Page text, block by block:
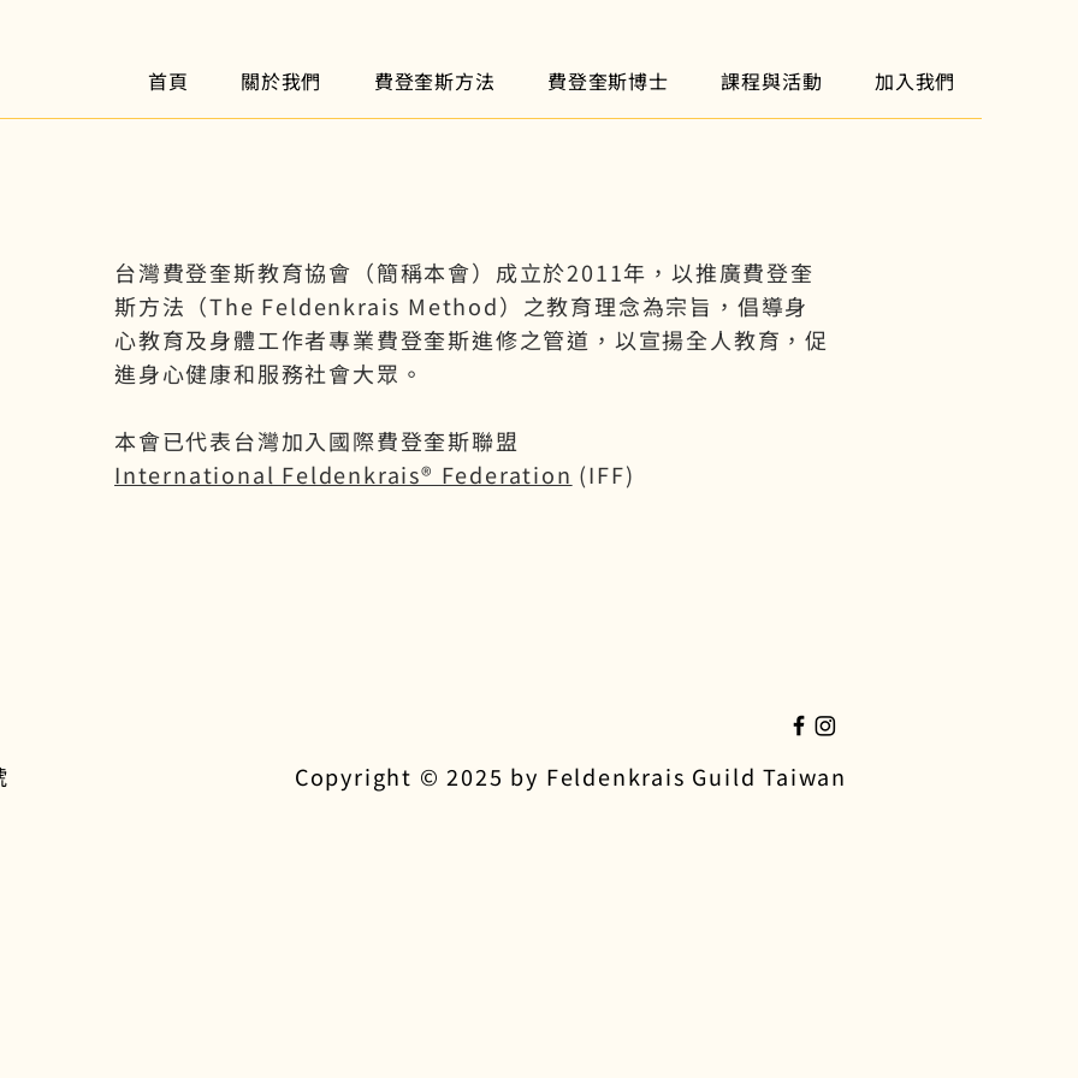
首頁 關於我們 費登奎斯方法 費登奎斯博士 課程與活動 加入我們
台灣費登奎斯教育協會（簡稱本會）成立於2011年，以推廣費登奎
斯方法（The Feldenkrais Method）之教育理念為宗旨，倡導身
⼼教育及身體工作者專業費登奎斯進修之管道，以宣揚全⼈教育，促
進身⼼健康和服務社會⼤眾。
本會已代表台灣加入國際費登奎斯聯盟
International Feldenkrais® Federation (IFF)
Copyright © 2025 by Feldenkrais Guild Taiwan